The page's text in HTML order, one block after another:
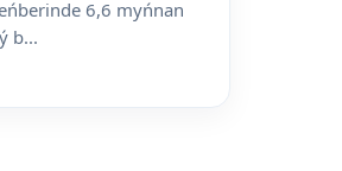
6,6 myńnan
b...